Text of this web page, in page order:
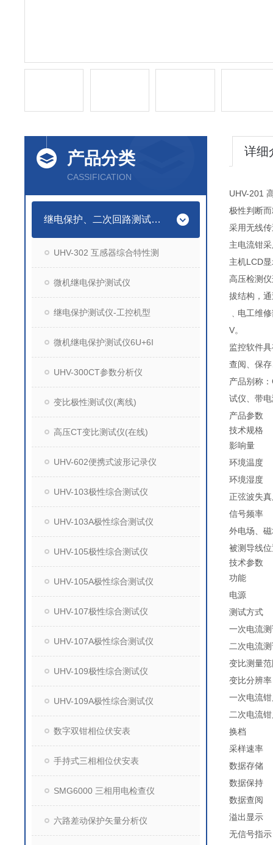
产品分类
CASSIFICATION
继电保护、二次回路测试仪器
UHV-302 互感器综合特性测
微机继电保护测试仪
继电保护测试仪-工控机型
微机继电保护测试仪6U+6I
UHV-300CT参数分析仪
变比极性测试仪(离线)
高压CT变比测试仪(在线)
UHV-602便携式波形记录仪
UHV-103极性综合测试仪
UHV-103A极性综合测试仪
UHV-105极性综合测试仪
UHV-105A极性综合测试仪
UHV-107极性综合测试仪
UHV-107A极性综合测试仪
UHV-109极性综合测试仪
UHV-109A极性综合测试仪
数字双钳相位伏安表
手持式三相相位伏安表
SMG6000 三相用电检查仪
六路差动保护矢量分析仪
详细
UHV-201
极性判断
采用无线
主电流钳
主机LCD
高压检测
拔结构，
﹑电工维
V。
监控软件
查阅、保
产品别称
试仪、带
产品参数
技术规格
影响量
环境温度
环境湿度
正弦波失
信号频率
外电场、
被测导线
技术参数
功能
电源
测试方式
一次电流
二次电流
变比测量
变比分辨率
一次电流
二次电流
换档
采样速率
数据存储
数据保持
数据查阅
溢出显示
无信号指示